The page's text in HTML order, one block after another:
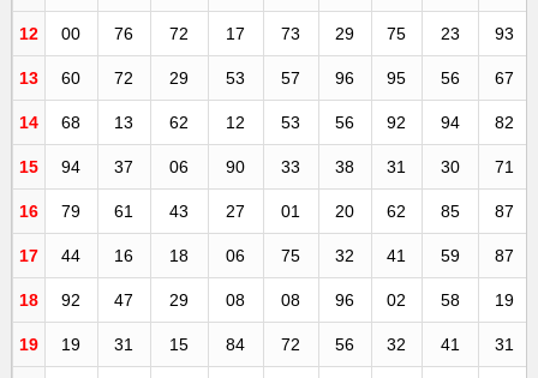
12 00 76 72 17 73 29 75 23 93
13 60 72 29 53 57 96 95 56 67
14 68 13 62 12 53 56 92 94 82
15 94 37 06 90 33 38 31 30 71
16 79 61 43 27 01 20 62 85 87
17 44 16 18 06 75 32 41 59 87
18 92 47 29 08 08 96 02 58 19
19 19 31 15 84 72 56 32 41 31